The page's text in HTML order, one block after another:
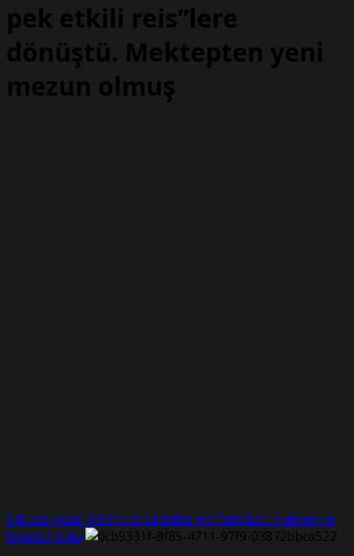
pek etkili reis”lere
dönüştü. Mektepten yeni
mezun olmuş
Ülkücü yazar MHP’yi topa tuttu: AKP’nin ballı ihalelerine
taşeron oldu